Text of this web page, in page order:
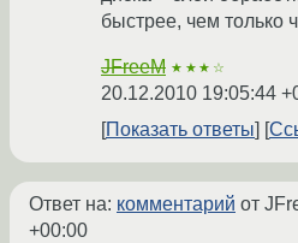
быстрее, чем только
JFreeM ★★★☆
20.12.2010 19:05:44
Показать ответы
Ответ на: комментарий от
+00:00